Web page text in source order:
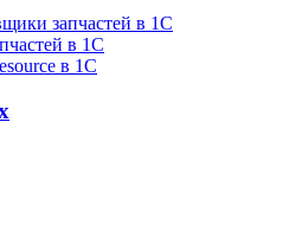
запчастей в 1C
в 1С
в 1C